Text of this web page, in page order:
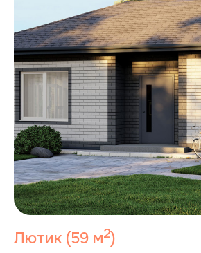
Лютик (59 м2)
Инфраструктура
Способы покупки
Политика конфиденциальности
Политика cookie
Согласие на обработку персональных данных
Согласие на рекламную рассылку
Сайт разработан ГЕРОЯМИ
Инвесторам
Контакты
Акции
Вопросы и ответы